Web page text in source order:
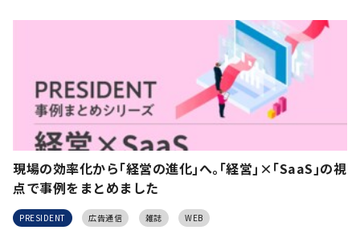
現場の効率化から｢経営の進化｣へ｡｢経営｣×｢SaaS｣の視
点で事例をまとめました
PRESIDENT 広告通信 雑誌 WEB